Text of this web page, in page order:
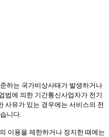
하는 국가비상사태가 발생하거나
법에 의한 기간통신사업자가 전기
사유가 있는 경우에는 서비스의 전
니다.
이용을 제한하거나 정지한 때에는